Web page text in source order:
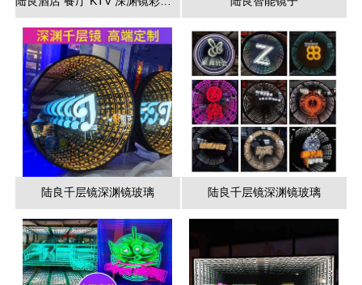
陆良千层镜深渊镜玻璃 陆良千层镜深渊镜玻璃